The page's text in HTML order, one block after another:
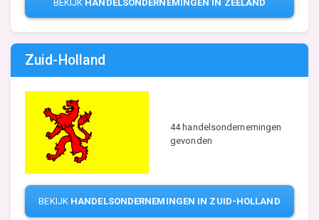
BEKIJK HANDELSONDERNEMINGEN IN ZEELAND
Zuid-Holland
44 handelsondernemingen
gevonden
BEKIJK HANDELSONDERNEMINGEN IN ZUID-HOLLAND